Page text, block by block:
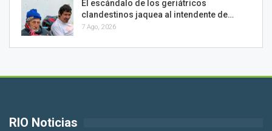
El escándalo de los geriátricos
clandestinos jaquea al intendente de…
7 Ago, 2026
RIO Noticias